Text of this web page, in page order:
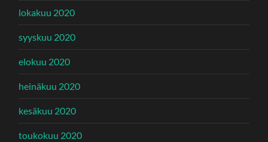
lokakuu 2020
syyskuu 2020
elokuu 2020
heinäkuu 2020
kesäkuu 2020
toukokuu 2020